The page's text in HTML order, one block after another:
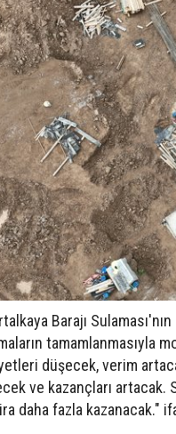
Barajı
tamamlanmasıyla
düşecek, verim
ve kazançları artacak.
daha fazla kazanacak."